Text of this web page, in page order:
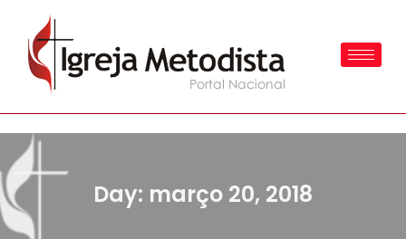
Day: março 20, 2018